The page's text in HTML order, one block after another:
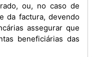
ou, no caso de
da factura, devendo
assegurar que
beneficiárias das